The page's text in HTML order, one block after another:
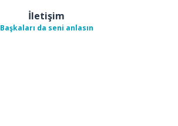
İletişim
Başkaları da seni anlasın